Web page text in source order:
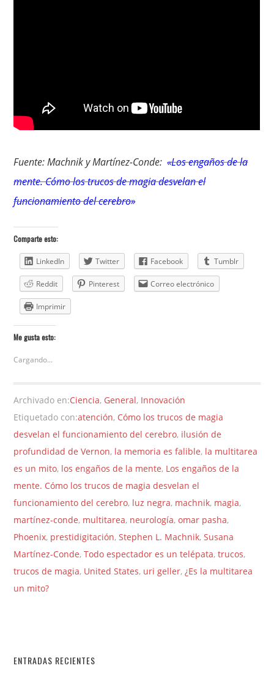
Fuente: Machnik y Martínez-Conde:«Los engaños de la
mente. Cómo los trucos de magia desvelan el
funcionamiento del cerebro»
Comparte esto:
LinkedIn Twitter Facebook Tumblr
Reddit Pinterest Correo electrónico
Imprimir
Me gusta esto:
Cargando...
Archivado en:Ciencia, General, Innovación
Etiquetado con:atención, Cómo los trucos de magia
desvelan el funcionamiento del cerebro, ilusión de
profundidad de Vernon, la memoria es falible, la multitarea
es un mito, los engaños de la mente, Los engaños de la
mente. Cómo los trucos de magia desvelan el
funcionamiento del cerebro, luz negra, machnik, magia,
martínez-conde, multitarea, neurología,omar pasha,
Phoenix, prestidigitación,Stephen L. Machnik,Susana
Martínez-Conde,Todo espectador es un telépata,trucos,
trucos de magia, United States, uri geller,¿Es la multitarea
un mito?
ENTRADAS RECIENTES